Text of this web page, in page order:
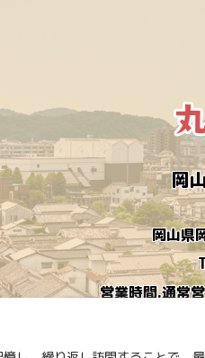
岡
岡山県
営業時間.通
※毎月営業